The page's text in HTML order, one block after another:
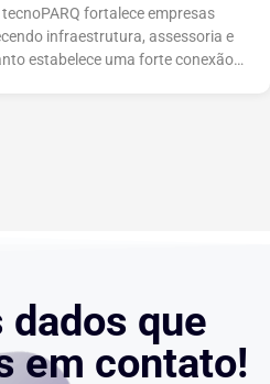
fortalece empresas
infraestrutura, assessoria e
estabelece uma forte conexão
dados que
em contato!